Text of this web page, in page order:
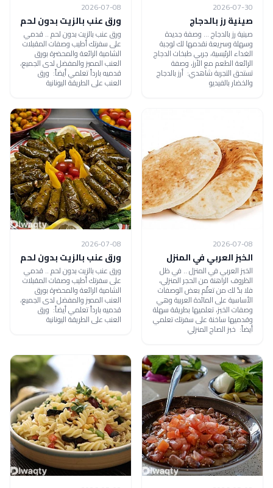
2026-07-30
صينية رز بالدجاج
صينية رز بالدجاج ... وصفة جديدة
وسهلة وسريعة نقدمها لك لوجبة
الغداء الرئيسية، جربي طبخات الدجاج
الرائعة الطعم مع الأرز، وصفة
تستحق التجربة شاهدي: أرز بالدجاج
والخضار بالفيديو
2026-07-08
ورق عنب بالزيت بدون لحم
ورق عنب بالزيت بدون لحم .. قدمي
على سفرتك أطيب وصفات المقبلات
الشامية الرائعة والمحضرة بورق
العنب المميز والمفضل لدى الجميع،
قدميه بارداً تعلمي أيضاً: ورق
العنب على الطريقة اليونانية
2026-07-08
الخبز العربي في المنزل
الخبز العربي في المنزل .. في ظل
الظروف الراهنة من الحجر المنزلي،
فلا بدّ لك من تعلّم بعض الوصفات
الأساسية على المائدة العربية وهي
وصفات الخبز، تعلميها بطريقة سهلة
وقدميها ساخنة على سفرتك تعلمي
أيضاً: خبز الصاج المنزلي
2026-07-08
ورق عنب بالزيت بدون لحم
ورق عنب بالزيت بدون لحم .. قدمي
على سفرتك أطيب وصفات المقبلات
الشامية الرائعة والمحضرة بورق
العنب المميز والمفضل لدى الجميع،
قدميه بارداً تعلمي أيضاً: ورق
العنب على الطريقة اليونانية